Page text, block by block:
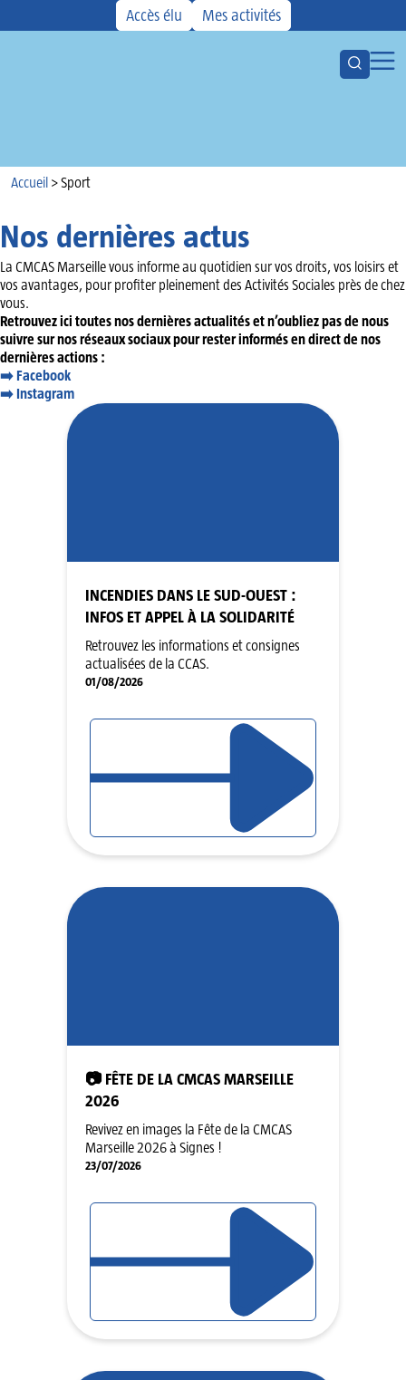
Accès élu Mes activités
Accueil
Ouvrir la
Agenda
Accueil >Sport
Nos dernières actus
La CMCAS Marseille vous informe au quotidien sur vos droits, vos loisirs et
vos avantages, pour profiter pleinement des Activités Sociales près de chez
vous.
Retrouvez ici toutes nos dernières actualités et n’oubliez pas de nous
suivre sur nos réseaux sociaux pour rester informés en direct de nos
dernières actions :
➡️ Facebook
➡️Instagram
INCENDIES DANS LE SUD-OUEST :
INFOS ET APPEL À LA SOLIDARITÉ
Retrouvez les informations et consignes
actualisées de la CCAS.
01/08/2026
📷 FÊTE DE LA CMCAS MARSEILLE
2026
Revivez en images la Fête de la CMCAS
Marseille 2026 à Signes !
23/07/2026